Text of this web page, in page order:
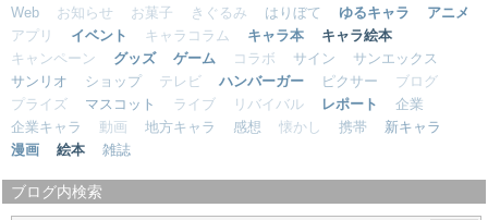
Web
お知らせ お菓子 きぐるみ はりぼて ゆるキャラ
アニメ
アプリ
イベント キャラコラム キャラ本
キャラ絵本
キャンペーン
グッズ ゲーム コラボ サイン
サンエックス
サンリオ
ショップ テレビ ハンバーガー ピクサー
ブログ
プライズ
マスコット ライブ リバイバル レポート
企業
企業キャラ
動画 地方キャラ 感想 懐かし 携帯
新キャラ
漫画
絵本 雑誌
ブログ内検索